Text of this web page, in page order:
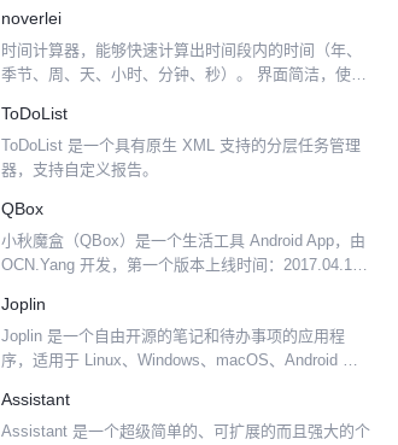
noverlei
时间计算器，能够快速计算出时间段内的时间（年、
季节、周、天、小时、分钟、秒）。 界面简洁，使用
ToDoList
ToDoList 是一个具有原生 XML 支持的分层任务管理
器，支持自定义报告。
QBox
小秋魔盒（QBox）是一个生活工具 Android App，由
OCN.Yang 开发，第一个版本上线时间：2017.04.11
用相关（小秋魔盒...
Joplin
Joplin 是一个自由开源的笔记和待办事项的应用程
序，适用于 Linux、Windows、macOS、Android 和
Markdown 以及通过...
Assistant
Assistant 是一个超级简单的、可扩展的而且强大的个